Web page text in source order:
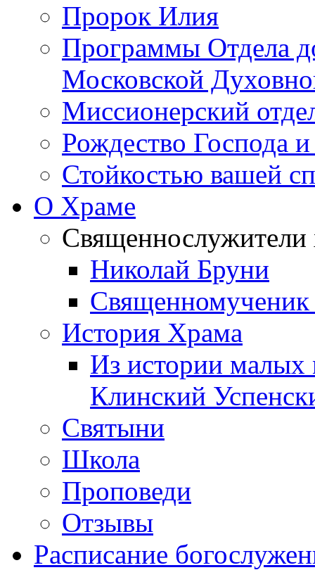
Пророк Илия
Программы Отдела
Московской
Миссионерский
Рождество Господа
Стойкостью вашей
О Храме
Николай Бруни
История Храма
Из истории малых
Клинский
Святыни
Школа
Проповеди
Отзывы
Расписание